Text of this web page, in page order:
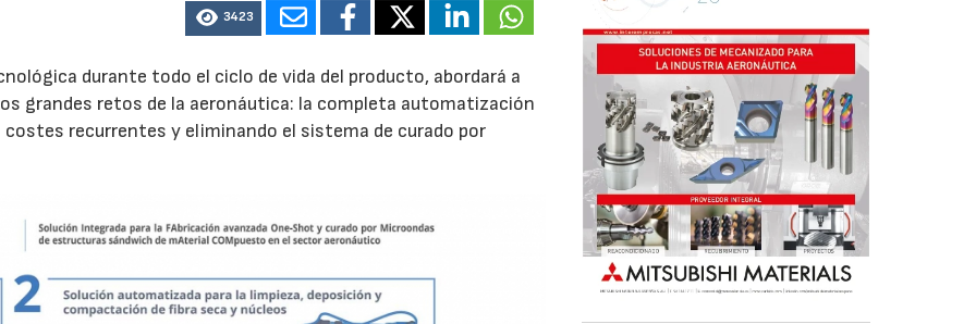
3423
durante todo el ciclo de vida del producto, abordará a
grandes retos de la aeronáutica: la completa automatización
recurrentes y eliminando el sistema de curado por